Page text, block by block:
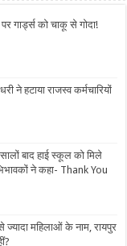
गार्ड्स को चाकू से गोदा!
ने हटाया राजस्व कर्मचारियों
बाद हाई स्कूल को मिले
ने कहा- Thank You
महिलाओं के नाम, रायपुर